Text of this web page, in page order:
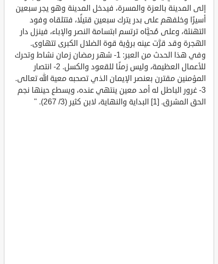
إلى المدينة بالعزة والمسرة، فيدخل المدينة وهو يجر سبعين
أسيرًا وخلفهم على بدر يترك سبعين قتيلًا، فتتلقاه وفود
التهنئة، وعلى مُحيَّاه ترتسم ابتسامة النصر والإباء، فينزل دار
الهجرة وقد قرَّت عينه برؤية قوة الضلال الكبرى تتهاوى.
وفي هذا الحدث من العبر: 1- شهر رمضان زمان نشاط وتحرك
للأعمال العظيمة، وليس زمنًا للقعود والكسل. 2- انتصار
المؤمنين مقترن بعنصر الإيمان الذي تصحبه معية الله تعالى.
3- غرور الباطل له أمد معين ينتهي عنده، ويسطع حينها نجم
الحق المشرق. [1] البداية والنهاية، لابن كثير (3/ 267). "